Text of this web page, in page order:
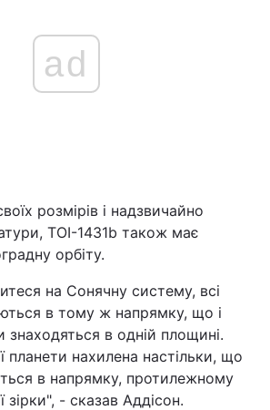
ad
розмірів і надзвичайно
TOI-1431b також має
орбіту.
на Сонячну систему, всі
в тому ж напрямку, що і
знаходяться в одній площині.
планети нахилена настільки, що
в напрямку, протилежному
зірки", - сказав Аддісон.